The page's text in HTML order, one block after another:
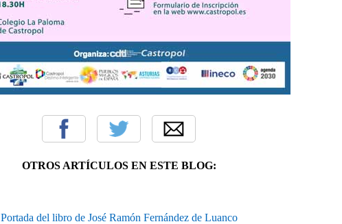
OTROS ARTÍCULOS EN ESTE BLOG:
Portada del libro de José Ramón Fernández de Luanco